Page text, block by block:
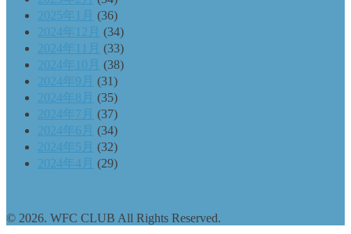
2025年1月 (36)
2024年12月 (34)
2024年11月 (33)
2024年10月 (38)
2024年9月 (31)
2024年8月 (35)
2024年7月 (37)
2024年6月 (34)
2024年5月 (32)
2024年4月 (29)
© 2026. WFC CLUB All Rights Reserved.